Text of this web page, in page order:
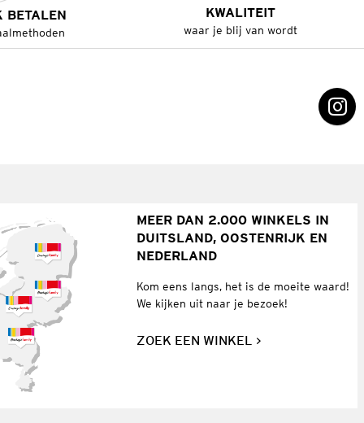
BETALEN KWALITEIT
waar je blij van wordt
MEER DAN 2.000 WINKELS IN
DUITSLAND, OOSTENRIJK EN
NEDERLAND
Kom eens langs, het is de moeite waard!
We kijken uit naar je bezoek!
ZOEK EEN WINKEL